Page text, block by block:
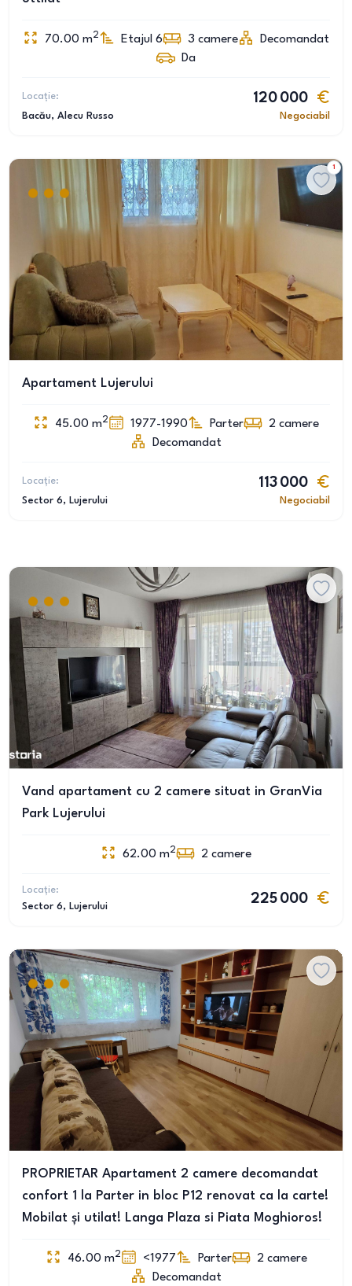
70.00 m2 Etajul 6 3 camere
Decomandat
Da
Locație:
Bacău, Alecu Russo
120 000
Negociabil
1
Apartament Lujerului
45.00 m2 1977-1990 Parter 2 camere
Decomandat
Locație:
Sector 6, Lujerului
113 000
Negociabil
Vand apartament cu 2 camere situat in GranVia
Park Lujerului
62.00 m2 2 camere
Locație:
Sector 6, Lujerului
225 000
PROPRIETAR Apartament 2 camere decomandat
confort 1 la Parter in bloc P12 renovat ca la carte!
Mobilat și utilat! Langa Plaza si Piata Moghioros!
46.00 m2 <1977 Parter 2 camere
Decomandat